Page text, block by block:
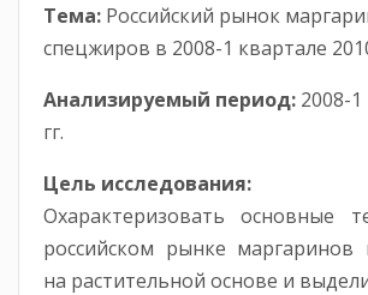
Тема: Российский рынок
спецжиров в 2008-1 квартале
Анализируемый период: 2008-1
гг.
Цель исследования:
Охарактеризовать основные
российском рынке маргаринов
на растительной основе и